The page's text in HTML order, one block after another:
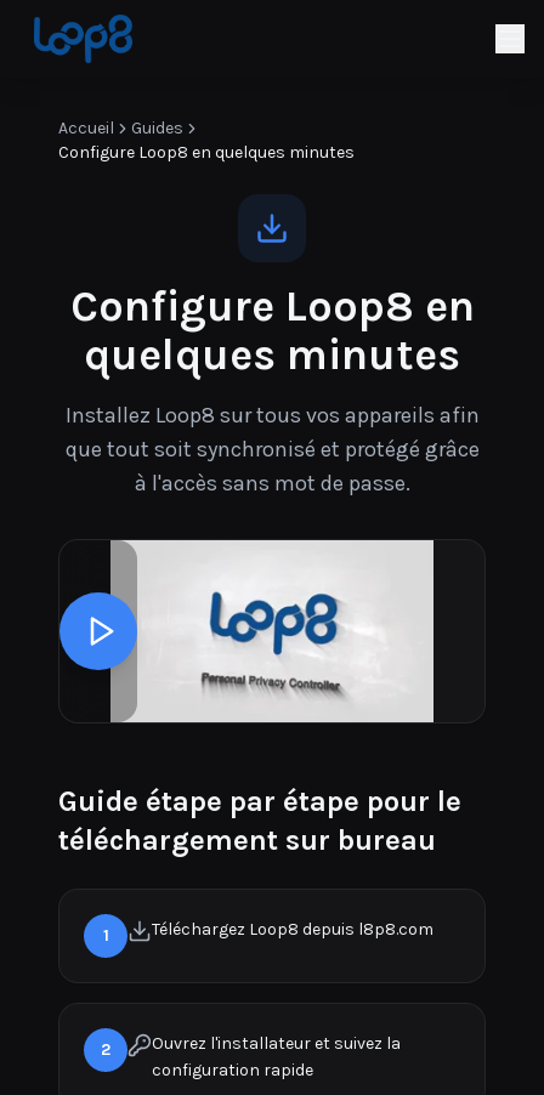
Accueil
Guides
Configure Loop8 en quelques minutes
Configure Loop8 en
quelques minutes
Installez Loop8 sur tous vos appareils afin
que tout soit synchronisé et protégé grâce
à l'accès sans mot de passe.
Guide étape par étape pour le
téléchargement sur bureau
1 Téléchargez Loop8 depuis l8p8.com
2
Ouvrez l'installateur et suivez la
configuration rapide